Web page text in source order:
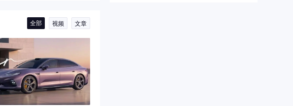
全部 视频 文章